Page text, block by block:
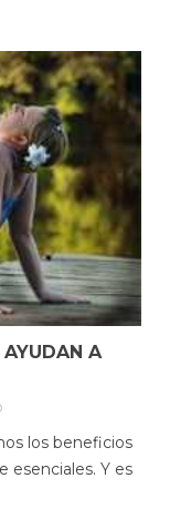
AYUDAN A
los beneficios
esenciales. Y es